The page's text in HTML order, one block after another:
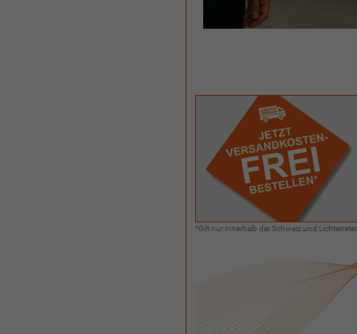
*Gilt nur innerhalb der Schweiz und